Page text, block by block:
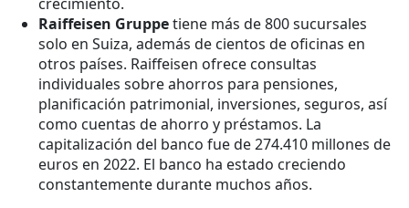
Raiffeisen Gruppetiene más de 800 sucursales
solo en Suiza, además de cientos de oficinas en
otros países. Raiffeisen ofrece consultas
individuales sobre ahorros para pensiones,
planificación patrimonial, inversiones, seguros, así
como cuentas de ahorro y préstamos. La
capitalización del banco fue de 274.410 millones de
euros en 2022. El banco ha estado creciendo
constantemente durante muchos años.